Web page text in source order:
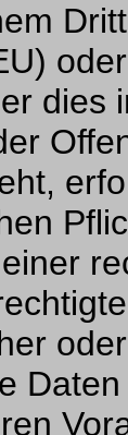
dies